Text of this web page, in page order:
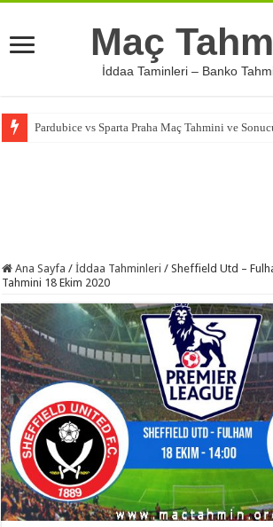
Maç
İddaa Taminleri – Banko
Pardubice vs Sparta Praha Maç Tahmini ve
Ana Sayfa / İddaa Tahminleri / Sheffield Utd –
Tahmini 18 Ekim 2020